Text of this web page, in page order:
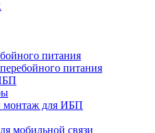
питания
питания
монтаж для ИБП
мобильной связи